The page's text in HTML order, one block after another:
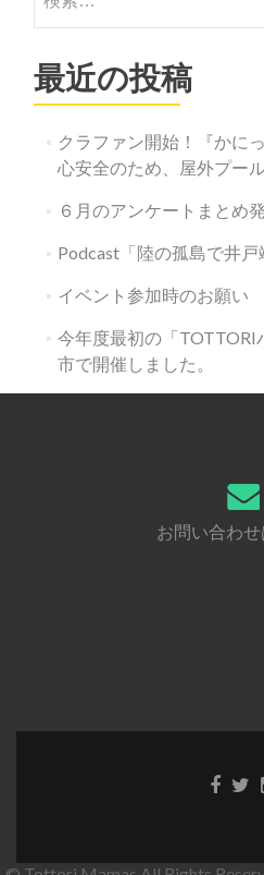
索:
最近の投稿
クラファン開始！『かに
心安全のため、屋外プー
６月のアンケートまとめ
Podcast「陸の孤島で井戸
イベント参加時のお願い
今年度最初の「TOTTORI
市で開催しました。
お問い合わ